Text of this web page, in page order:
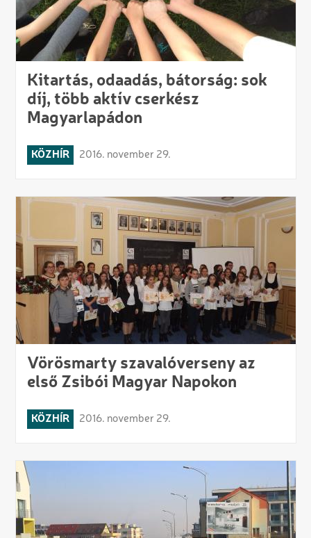
Kitartás, odaadás, bátorság: sok
díj, több aktív cserkész
Magyarlapádon
KÖZHÍR 2016. november 29.
Vörösmarty szavalóverseny az
első Zsibói Magyar Napokon
KÖZHÍR 2016. november 29.